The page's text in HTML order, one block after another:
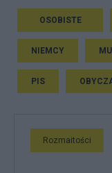
OSOBISTE
NIEMCY
PIS
Rozmaitości